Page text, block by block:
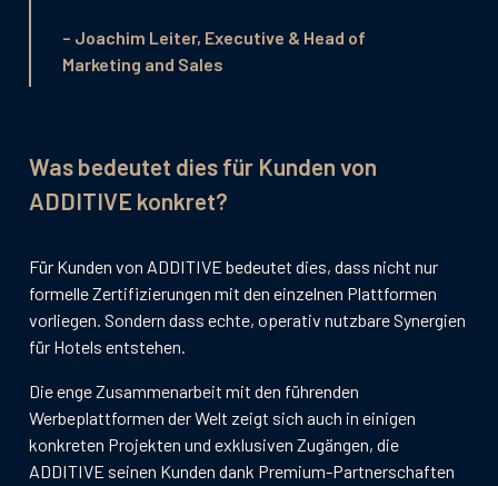
– Joachim Leiter, Executive & Head of
Marketing and Sales
Was bedeutet dies für Kunden von
ADDITIVE konkret?
Für Kunden von ADDITIVE bedeutet dies, dass nicht nur
formelle Zertifizierungen mit den einzelnen Plattformen
vorliegen. Sondern dass echte, operativ nutzbare Synergien
für Hotels entstehen.
Die enge Zusammenarbeit mit den führenden
Werbeplattformen der Welt zeigt sich auch in einigen
konkreten Projekten und exklusiven Zugängen, die
ADDITIVE seinen Kunden dank Premium-Partnerschaften